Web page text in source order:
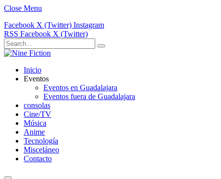
Close Menu
Facebook X (Twitter) Instagram
RSS Facebook X (Twitter)
Inicio
Eventos
Eventos en Guadalajara
Eventos fuera de Guadalajara
consolas
Cine/TV
Música
Anime
Tecnología
Misceláneo
Contacto